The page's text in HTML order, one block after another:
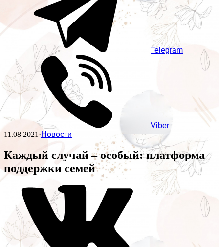
Telegram
Viber
11.08.2021·Новости
Каждый случай – особый: платформа
поддержки семей